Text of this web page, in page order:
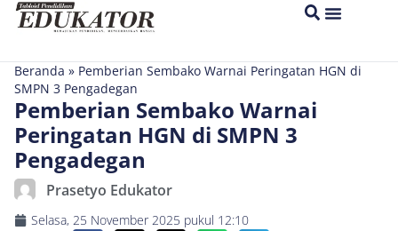
Beranda » Pemberian Sembako Warnai Peringatan HGN di
SMPN 3 Pengadegan
Pemberian Sembako Warnai
Peringatan HGN di SMPN 3
Pengadegan
Prasetyo Edukator
Selasa, 25 November 2025 pukul 12:10